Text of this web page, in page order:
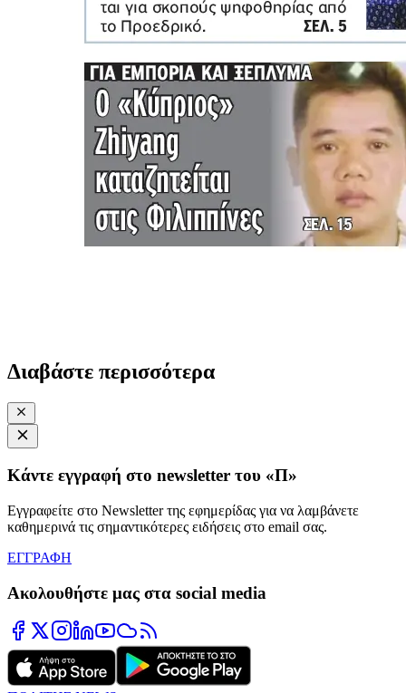
Διαβάστε περισσότερα
Κάντε εγγραφή στο newsletter του «Π»
Εγγραφείτε στο Newsletter της εφημερίδας για να λαμβάνετε
καθημερινά τις σημαντικότερες ειδήσεις στο email σας.
ΕΓΓΡΑΦΗ
Ακολουθήστε μας στα social media